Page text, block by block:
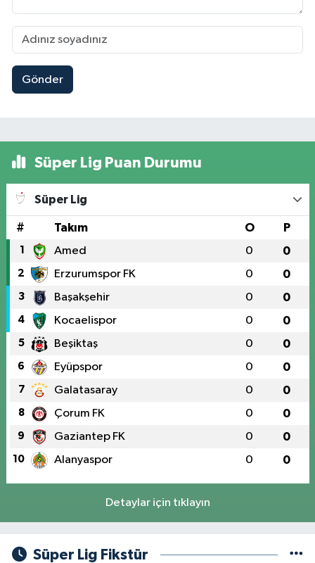
Gönder
Süper Lig Puan Durumu
Süper Lig
# Takım O P
1 Amed 0 0
2 Erzurumspor FK 0 0
3 Başakşehir 0 0
4 Kocaelispor 0 0
5 Beşiktaş 0 0
6 Eyüpspor 0 0
7 Galatasaray 0 0
8 Çorum FK 0 0
9 Gaziantep FK 0 0
10 Alanyaspor 0 0
Detaylar için tıklayın
Süper Lig Fikstür